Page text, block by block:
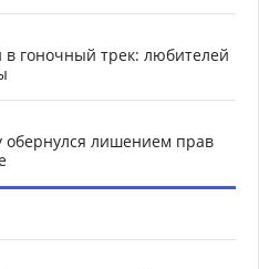
гоночный трек: любителей
обернулся лишением прав